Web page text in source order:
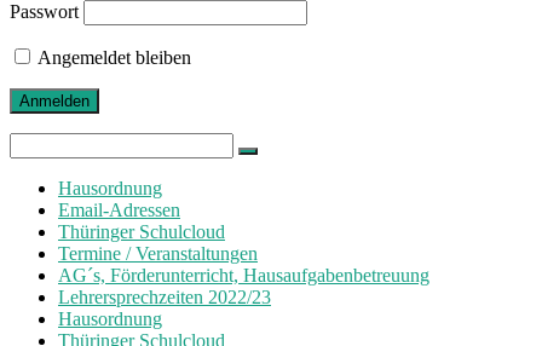
Passwort
Angemeldet bleiben
for:
Hausordnung
Email-Adressen
Thüringer Schulcloud
Termine / Veranstaltungen
AG´s, Förderunterricht, Hausaufgabenbetreuung
Lehrersprechzeiten 2022/23
Hausordnung
Thüringer Schulcloud